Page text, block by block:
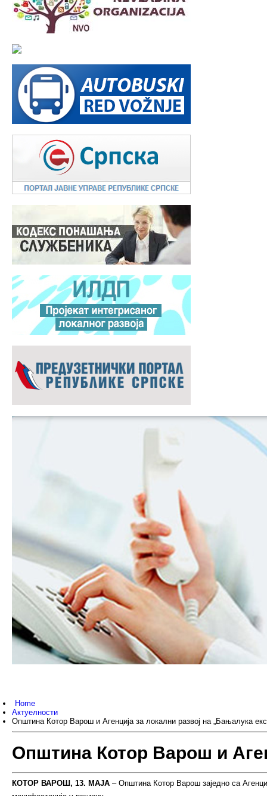
Home
Актуелности
Општина Котор Варош и Агенција за локални развој на „Бањалука
Општина Котор Варош и
КОТОР ВАРОШ, 13. МАЈА – Општина Котор Варош заједно са